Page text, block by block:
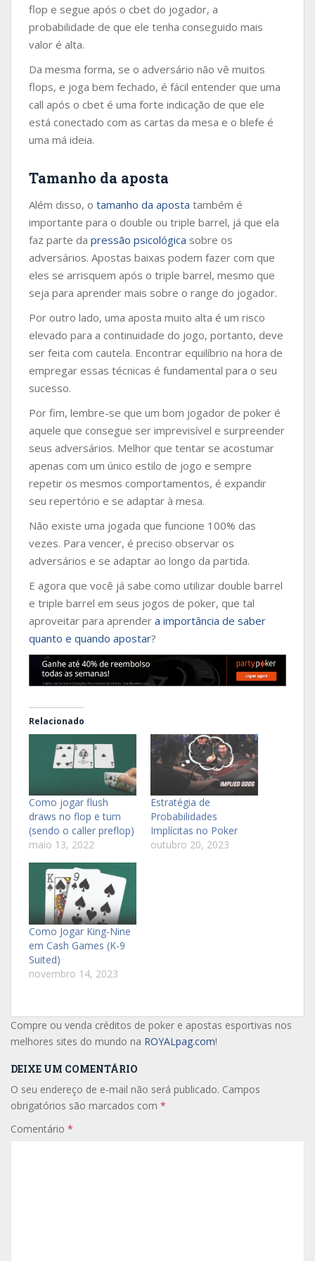
flop e segue após o cbet do jogador, a
probabilidade de que ele tenha conseguido mais
valor é alta.
Da mesma forma, se o adversário não vê muitos
flops, e joga bem fechado, é fácil entender que uma
call após o cbet é uma forte indicação de que ele
está conectado com as cartas da mesa e o blefe é
uma má ideia.
Tamanho da aposta
Além disso, o tamanho da aposta também é
importante para o double ou triple barrel, já que ela
faz parte da pressão psicológica sobre os
adversários. Apostas baixas podem fazer com que
eles se arrisquem após o triple barrel, mesmo que
seja para aprender mais sobre o range do jogador.
Por outro lado, uma aposta muito alta é um risco
elevado para a continuidade do jogo, portanto, deve
ser feita com cautela. Encontrar equilíbrio na hora de
empregar essas técnicas é fundamental para o seu
sucesso.
Por fim, lembre-se que um bom jogador de poker é
aquele que consegue ser imprevisível e surpreender
seus adversários. Melhor que tentar se acostumar
apenas com um único estilo de jogo e sempre
repetir os mesmos comportamentos, é expandir
seu repertório e se adaptar à mesa.
Não existe uma jogada que funcione 100% das
vezes. Para vencer, é preciso observar os
adversários e se adaptar ao longo da partida.
E agora que você já sabe como utilizar double barrel
e triple barrel em seus jogos de poker, que tal
aproveitar para aprender a importância de saber
quanto e quando apostar?
Relacionado
Como jogar flush
draws no flop e turn
(sendo o caller preflop)
maio 13, 2022
Estratégia de
Probabilidades
Implícitas no Poker
outubro 20, 2023
Como Jogar King-Nine
em Cash Games (K-9
Suited)
novembro 14, 2023
Compre ou venda créditos de poker e apostas esportivas nos
melhores sites do mundo na ROYALpag.com!
DEIXE UM COMENTÁRIO
O seu endereço de e-mail não será publicado. Campos
obrigatórios são marcados com *
Comentário *